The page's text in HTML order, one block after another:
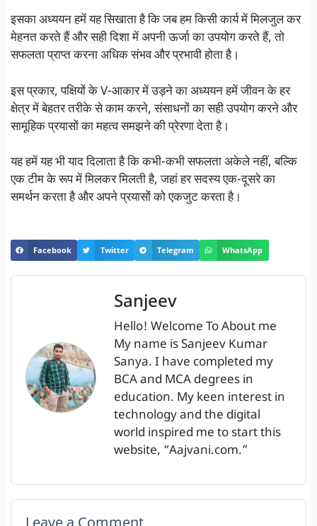
इसका अध्ययन हमें यह सिखाता है कि जब हम किसी कार्य में मिलजुल कर
मेहनत करते हैं और सही दिशा में अपनी ऊर्जा का उपयोग करते हैं, तो
सफलता प्राप्त करना अधिक संभव और प्रभावी होता है।
इस प्रकार, पक्षियों के V-आकार में उड़ने का अध्ययन हमें जीवन के हर
क्षेत्र में बेहतर तरीके से काम करने, संसाधनों का सही उपयोग करने और
सामूहिक प्रयासों का महत्व समझने की प्रेरणा देता है।
यह हमें यह भी याद दिलाता है कि कभी-कभी सफलता अकेले नहीं, बल्कि
एक टीम के रूप में मिलकर मिलती है, जहां हर सदस्य एक-दूसरे का
समर्थन करता है और अपने प्रयासों को एकजुट करता है।
Facebook Twitter Telegram WhatsApp
Sanjeev
Hello! Welcome To About me
My name is Sanjeev Kumar
Sanya. I have completed my
BCA and MCA degrees in
education. My keen interest in
technology and the digital
world inspired me to start this
website, “Aajvani.com.”
Leave a Comment